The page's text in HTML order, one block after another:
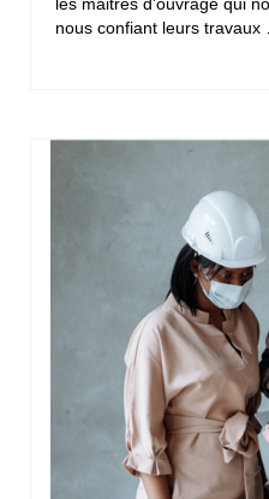
nous confiant leurs travaux